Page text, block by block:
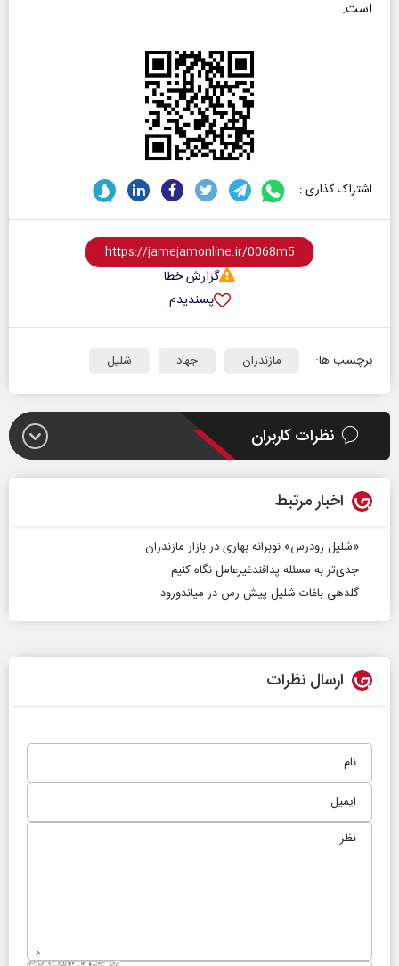
است.
اشتراک گذاری :
گزارش خطا
پسندیدم
برچسب ها: مازندران جهاد شلیل
نظرات کاربران
اخبار مرتبط
«شلیل زودرس» نوبرانه بهاری در بازار مازندران
جدی‌تر به مسئله پدافندغیرعامل نگاه کنیم
گلدهی باغات شلیل پیش رس در میاندورود
ارسال نظرات